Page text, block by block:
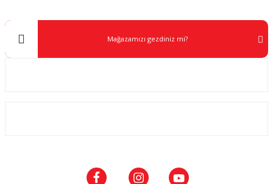
Mağazamızı gezdiniz mi?